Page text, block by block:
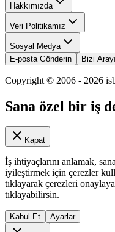
Hakkımızda
Veri Politikamız
Sosyal Medya
E-posta Gönderin
Bizi
Copyright © 2006 - 2026
Sana özel bir iş
Kapat
İş ihtiyaçlarını anlamak,
iyileştirmek için çerezler
tıklayarak çerezleri
tıklayabilirsin.
Kabul Et Ayarlar